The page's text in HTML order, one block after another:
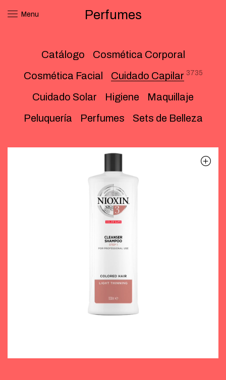
Menu Perfumes
Catálogo
Cosmética Corporal
Cosmética Facial
Cuidado Capilar 3735
Cuidado Solar Higiene
Maquillaje
Peluquería
Perfumes Sets de Belleza